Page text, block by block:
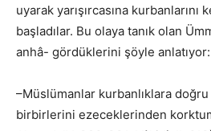
uyarak yarışırcasına kurbanlarını
başladılar. Bu olaya tanık olan
anhâ- gördüklerini şöyle anlatıyor:
–Müslümanlar kurbanlıklara doğru
birbirlerini ezeceklerinden